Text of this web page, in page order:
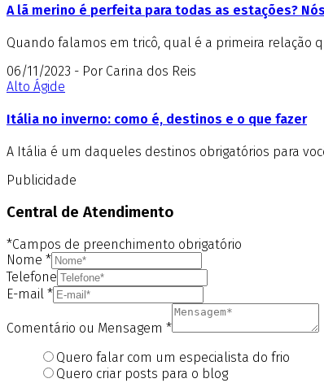
A lã merino é perfeita para todas as estações?
Quando falamos em tricô, qual é a primeira relação
06/11/2023 - Por Carina dos Reis
Alto Ágide
Itália no inverno: como é, destinos e o que fazer
A Itália é um daqueles destinos obrigatórios para
Publicidade
Central de Atendimento
*Campos de preenchimento obrigatório
Nome *
Telefone
E-mail *
Comentário ou Mensagem *
Quero falar com um especialista do frio
Quero criar posts para o blog